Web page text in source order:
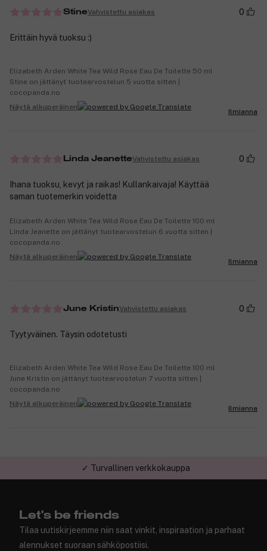
StineVahvistettu asiakas 0
Erittäin hyvä tuoksu :)
Elizabeth Arden White Tea Wild Rose Eau De Toilette 50 ml
Stine on jättänyt tuotearvostelun 5 vuotta sitten |
cocopanda.no
Näytä alkuperäinen
Ilmianna
Linda JeanetteVahvistettu asiakas 0
Ihana tuoksu, kevyt ja raikas! Kullankaivaja! Käyttää
saman tuotemerkin voidetta
Elizabeth Arden White Tea Wild Rose Eau De Toilette 100 ml
Linda Jeanette on jättänyt tuotearvostelun 6 vuotta sitten |
cocopanda.no
Näytä alkuperäinen
Ilmianna
June KristinVahvistettu asiakas 0
Tyytyväinen. Täysin odotetusti
Elizabeth Arden White Tea Wild Rose Eau De Toilette 100 ml
June Kristin on jättänyt tuotearvostelun 7 vuotta sitten |
cocopanda.no
Näytä alkuperäinen
Ilmianna
✓ Turvallinen verkkokauppa
Let's be friends
Tilaa uutiskirjeemme niin saat vinkit, inspiraation ja parhaat
alennukset suoraan sähköpostiisi.